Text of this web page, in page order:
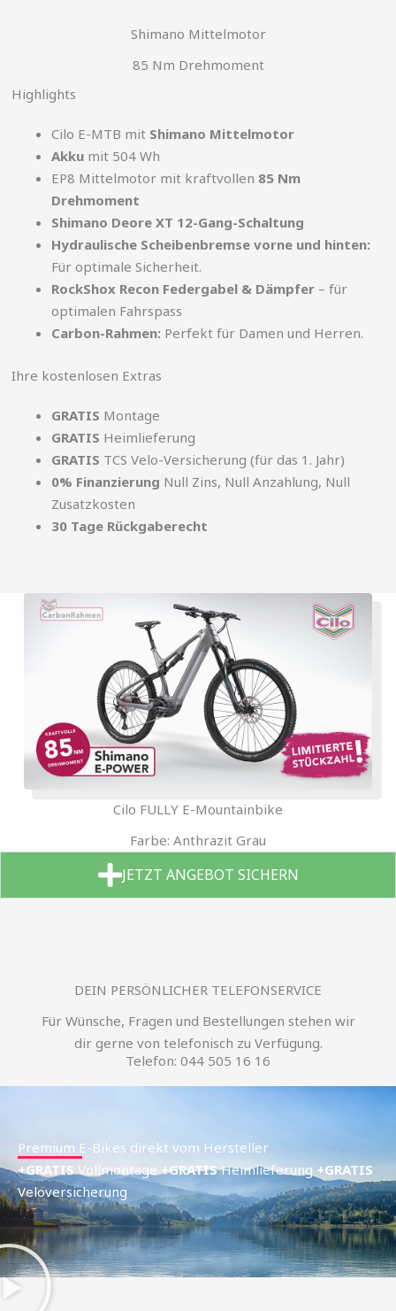
Shimano Mittelmotor
85 Nm Drehmoment
Highlights
Cilo E-MTB mit Shimano Mittelmotor
Akku mit 504 Wh
EP8 Mittelmotor mit kraftvollen 85 Nm
Drehmoment
Shimano Deore XT 12-Gang-Schaltung
Hydraulische Scheibenbremse vorne und hinten:
Für optimale Sicherheit.
RockShox Recon Federgabel & Dämpfer – für
optimalen Fahrspass
Carbon-Rahmen: Perfekt für Damen und Herren.
Ihre kostenlosen Extras
GRATIS Montage
GRATIS Heimlieferung
GRATIS TCS Velo-Versicherung (für das 1. Jahr)
0% Finanzierung Null Zins, Null Anzahlung, Null
Zusatzkosten
30 Tage Rückgaberecht
Cilo FULLY E-Mountainbike
Farbe: Anthrazit Grau
JETZT ANGEBOT SICHERN
DEIN PERSÖNLICHER TELEFONSERVICE
Für Wünsche, Fragen und Bestellungen stehen wir
dir gerne von telefonisch zu Verfügung.
Telefon: 044 505 16 16
Premium E-Bikes direkt vom Hersteller
+GRATIS Vollmontage +GRATISHeimlieferung +GRATIS
Veloversicherung